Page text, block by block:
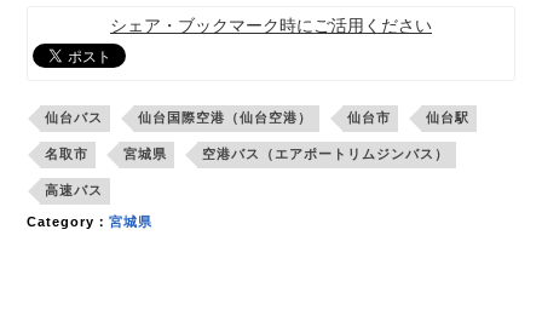
シェア・ブックマーク時にご活用ください
仙台バス 仙台国際空港（仙台空港） 仙台市 仙台駅
名取市 宮城県 空港バス（エアポートリムジンバス）
高速バス
Category：宮城県